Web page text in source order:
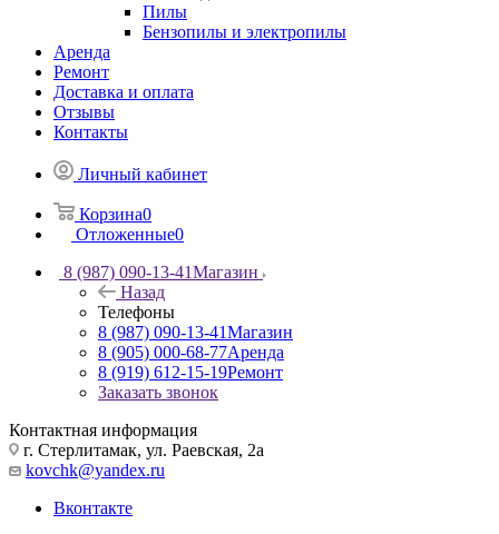
Пилы
Бензопилы и электропилы
Аренда
Ремонт
Доставка и оплата
Отзывы
Контакты
Личный кабинет
Корзина0
Отложенные0
8 (987) 090-13-41Магазин
Назад
Телефоны
8 (987) 090-13-41Магазин
8 (905) 000-68-77Аренда
8 (919) 612-15-19Ремонт
Заказать звонок
Контактная информация
г. Стерлитамак, ул. Раевская, 2а
kovchk@yandex.ru
Вконтакте